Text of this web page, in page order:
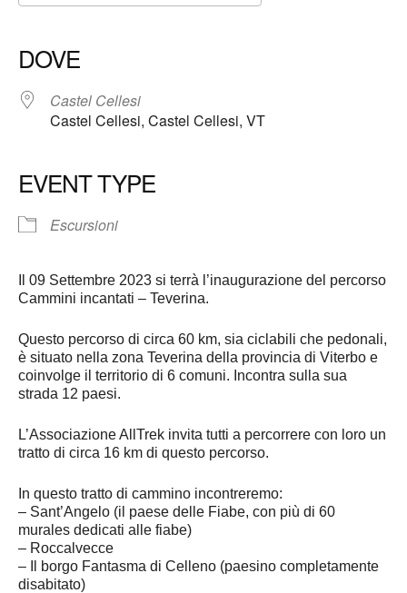
DOVE
Castel Cellesi
Castel Cellesi, Castel Cellesi, VT
EVENT TYPE
Escursioni
Il 09 Settembre 2023 si terrà l’inaugurazione del percorso
Cammini incantati – Teverina.
Questo percorso di circa 60 km, sia ciclabili che pedonali,
è situato nella zona Teverina della provincia di Viterbo e
coinvolge il territorio di 6 comuni. Incontra sulla sua
strada 12 paesi.
L’Associazione AllTrek invita tutti a percorrere con loro un
tratto di circa 16 km di questo percorso.
In questo tratto di cammino incontreremo:
– Sant’Angelo (il paese delle Fiabe, con più di 60
murales dedicati alle fiabe)
– Roccalvecce
– Il borgo Fantasma di Celleno (paesino completamente
disabitato)